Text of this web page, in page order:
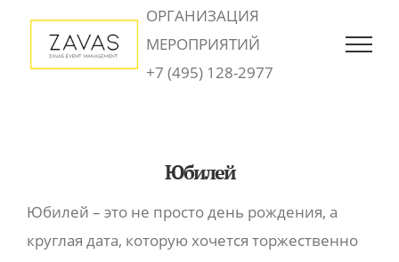
content
ОРГАНИЗАЦИЯ
МЕРОПРИЯТИЙ
+7 (495) 128-2977
Юбилей
Юбилей – это не просто день рождения, а
круглая дата, которую хочется торжественно